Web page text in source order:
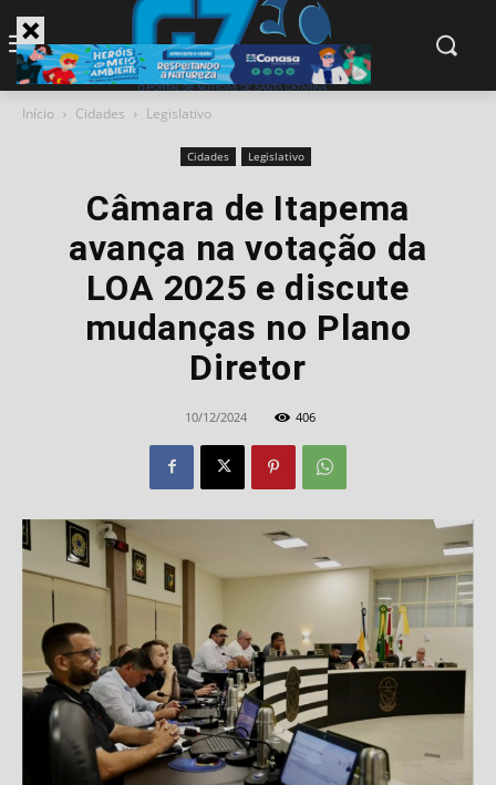
Início Cidades Legislativo
Cidades Legislativo
Câmara de Itapema
avança na votação da
LOA 2025 e discute
mudanças no Plano
Diretor
10/12/2024 406
modal-check